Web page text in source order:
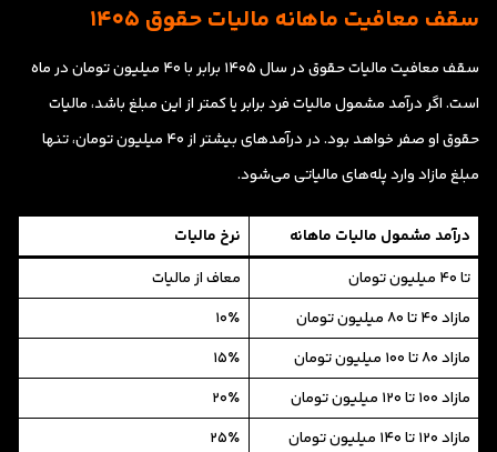
سقف معافیت ماهانه مالیات حقوق ۱۴۰۵
سقف معافیت مالیات حقوق در سال ۱۴۰۵ برابر با ۴۰ میلیون تومان در ماه
است. اگر درآمد مشمول مالیات فرد برابر یا کمتر از این مبلغ باشد، مالیات
حقوق او صفر خواهد بود. در درآمدهای بیشتر از ۴۰ میلیون تومان، تنها
مبلغ مازاد وارد پله‌های مالیاتی می‌شود.
درآمد مشمول مالیات ماهانه
نرخ مالیات
تا ۴۰ میلیون تومان
معاف از مالیات
مازاد ۴۰ تا ۸۰ میلیون تومان
۱۰٪
مازاد ۸۰ تا ۱۰۰ میلیون تومان
۱۵٪
مازاد ۱۰۰ تا ۱۲۰ میلیون تومان
۲۰٪
مازاد ۱۲۰ تا ۱۴۰ میلیون تومان
۲۵٪